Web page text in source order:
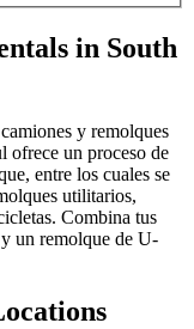
in South
y remolques
ofrece un proceso de
entre los cuales se
utilitarios,
Combina tus
un remolque de U-